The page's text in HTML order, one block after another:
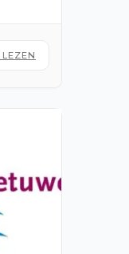
LEZEN